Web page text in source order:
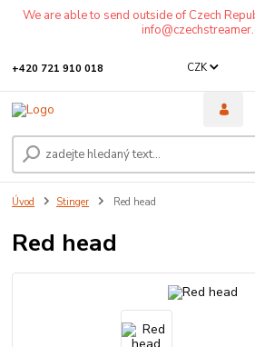
We are able to send outside of Czech
CZK
+420 721 910 018
Úvod Stinger Red head
Red head